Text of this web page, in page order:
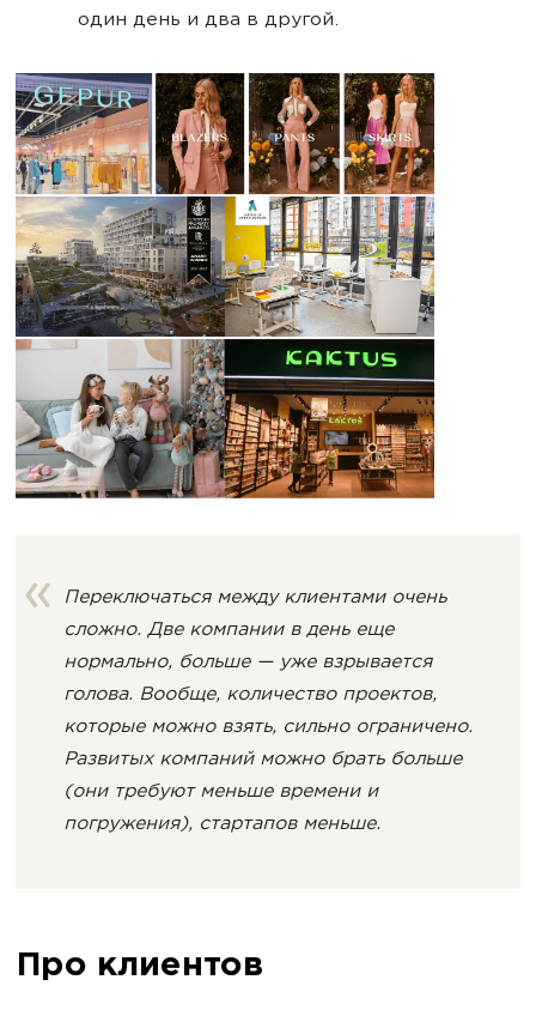
один день и два в другой.
Переключаться между клиентами очень
сложно. Две компании в день еще
нормально, больше — уже взрывается
голова. Вообще, количество проектов,
которые можно взять, сильно ограничено.
Развитых компаний можно брать больше
(они требуют меньше времени и
погружения), стартапов меньше.
Про клиентов